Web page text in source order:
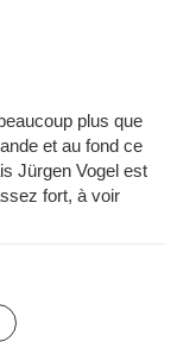
plus que
et au fond ce
Jürgen Vogel est
fort, à voir